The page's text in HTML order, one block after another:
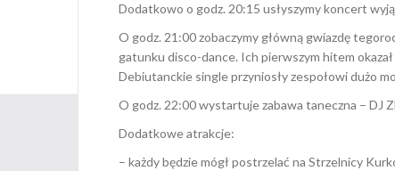
Dodatkowo o godz. 20:15 usłyszymy koncert
O godz. 21:00 zobaczymy główną gwiazdę
gatunku disco-dance. Ich pierwszym hitem
Debiutanckie single przyniosły zespołowi dużo
O godz. 22:00 wystartuje zabawa taneczna – DJ
Dodatkowe atrakcje:
– każdy będzie mógł postrzelać na Strzelnicy